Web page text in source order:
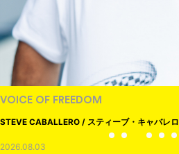
VOICE OF FREEDOM
STEVE CABALLERO / スティーブ・キャバレロ
2026.08.03